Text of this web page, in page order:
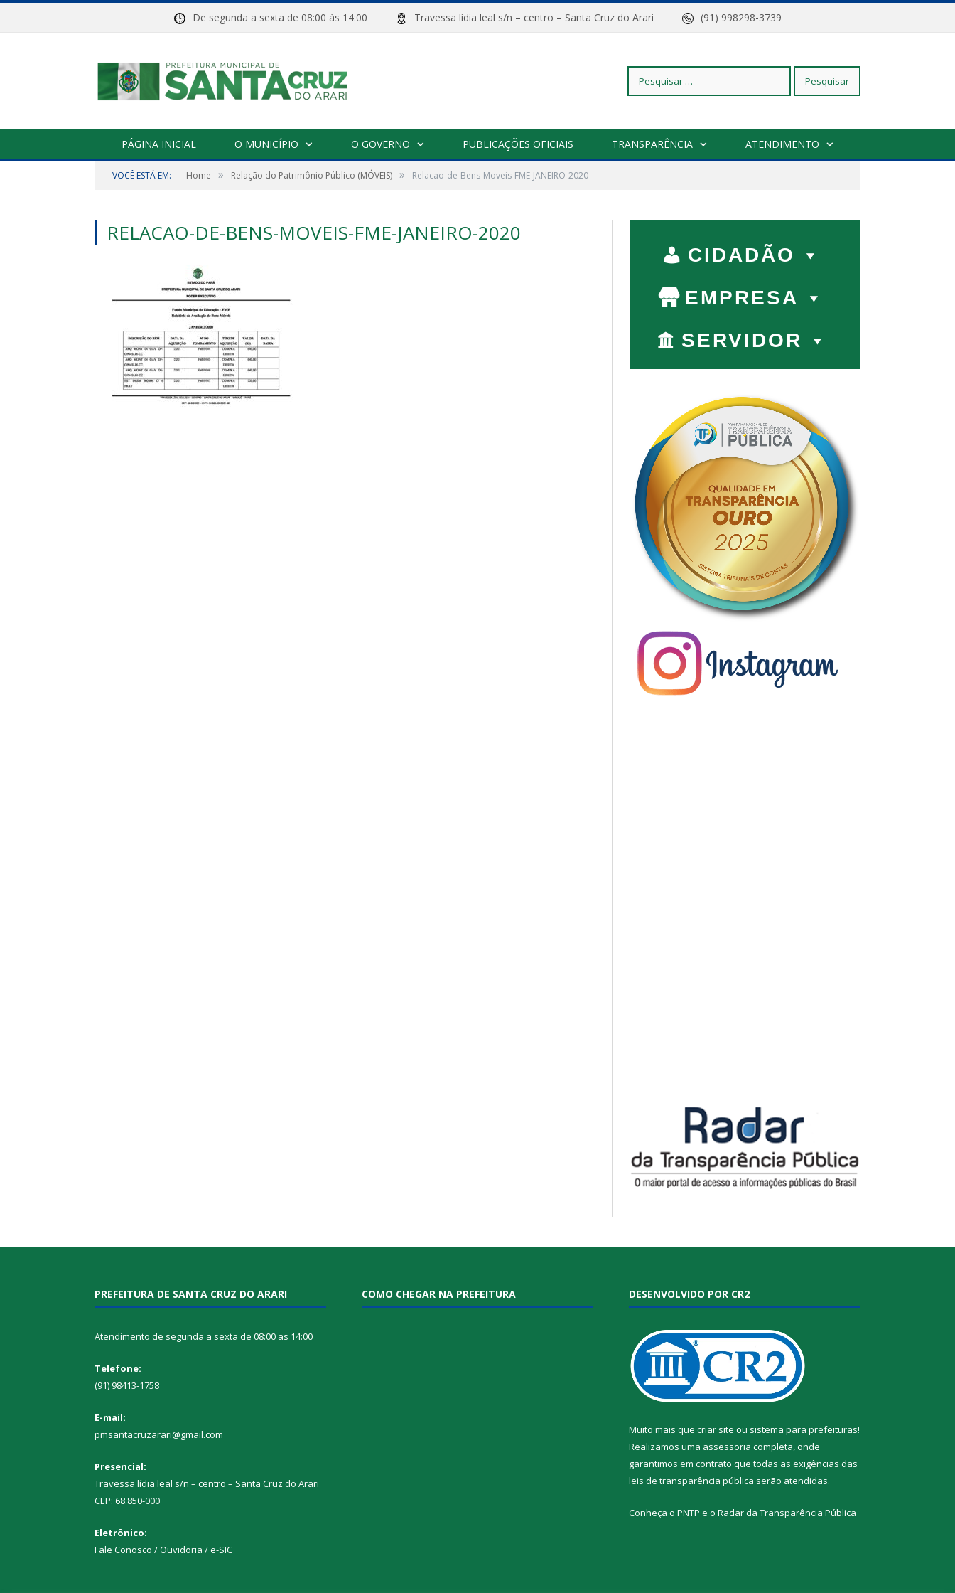
De segunda a sexta de 08:00 às 14:00 Travessa lídia leal s/n – centro – Santa Cruz do Arari (91) 998298-3739
Pesquisar
PÁGINA INICIAL O MUNICÍPIO O GOVERNO PUBLICAÇÕES OFICIAIS TRANSPARÊNCIA ATENDIMENTO
VOCÊ ESTÁ EM: Home » Relação do Patrimônio Público (MÓVEIS) » Relacao-de-Bens-Moveis-FME-JANEIRO-2020
RELACAO-DE-BENS-MOVEIS-FME-JANEIRO-2020
CIDADÃO
EMPRESA
SERVIDOR
PREFEITURA DE SANTA CRUZ DO ARARI
Atendimento de segunda a sexta de 08:00 as 14:00
Telefone:
(91) 98413-1758
E-mail:
pmsantacruzarari@gmail.com
Presencial:
Travessa lídia leal s/n – centro – Santa Cruz do Arari
CEP: 68.850-000
Eletrônico:
Fale Conosco / Ouvidoria / e-SIC
COMO CHEGAR NA PREFEITURA DESENVOLVIDO POR CR2
Muito mais que criar site ou sistema para prefeituras!
Realizamos uma assessoria completa, onde
garantimos em contrato que todas as exigências das
leis de transparência pública serão atendidas.
Conheça o PNTP e o Radar da Transparência Pública